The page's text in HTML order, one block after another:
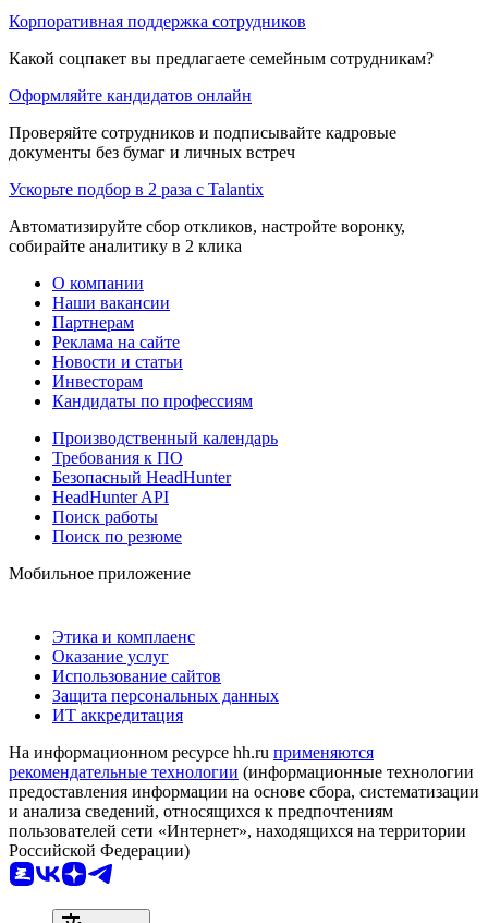
Корпоративная поддержка сотрудников
Какой соцпакет вы предлагаете семейным сотрудникам?
Оформляйте кандидатов онлайн
Проверяйте сотрудников и подписывайте кадровые
документы без бумаг и личных встреч
Ускорьте подбор в 2 раза с Talantix
Автоматизируйте сбор откликов, настройте воронку,
собирайте аналитику в 2 клика
О компании
Наши вакансии
Партнерам
Реклама на сайте
Новости и статьи
Инвесторам
Кандидаты по профессиям
Производственный календарь
Требования к ПО
Безопасный HeadHunter
HeadHunter API
Поиск работы
Поиск по резюме
Мобильное приложение
Этика и комплаенс
Оказание услуг
Использование сайтов
Защита персональных данных
ИТ аккредитация
На информационном ресурсе hh.ru применяются
рекомендательные технологии (информационные технологии
предоставления информации на основе сбора, систематизации
и анализа сведений, относящихся к предпочтениям
пользователей сети «Интернет», находящихся на территории
Российской Федерации)